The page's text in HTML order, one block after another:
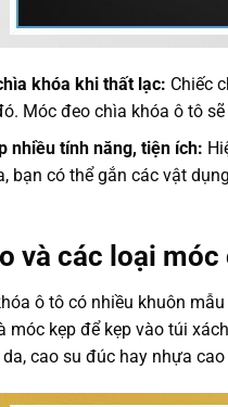
khóa khi thất lạc: Chiếc
Móc đeo chìa khóa ô tô
nhiều tính năng, tiện ích:
bạn có thể gắn các vật
và các loại
ô tô có nhiều khuôn
móc kẹp để kẹp vào túi
cao su đúc hay nhựa